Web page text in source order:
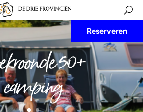
Reserveren
50+
camping